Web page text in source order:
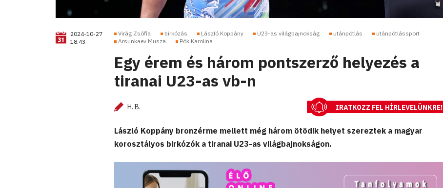
2024-10-27
18:43
Virág Zsófia birkózás László Koppány U23-as világbajnokság utánpótlás
utánpótlássport
Arsunkaev Musza
Pók Karolina
Egy érem és három pontszerző helyezés a
tiranai U23-as vb-n
H. B. IRATKOZZ FEL HÍRLEVELÜNKRE!
László Koppány bronzérme mellett még három ötödik helyet szereztek a magyar
korosztályos birkózók a tiranai U23-as világbajnokságon.